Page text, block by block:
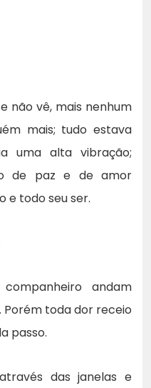
não vê, mais nenhum
mais; tudo estava
uma alta vibração;
de paz e de amor
e todo seu ser.
andam
toda dor receio
passo.
das janelas e